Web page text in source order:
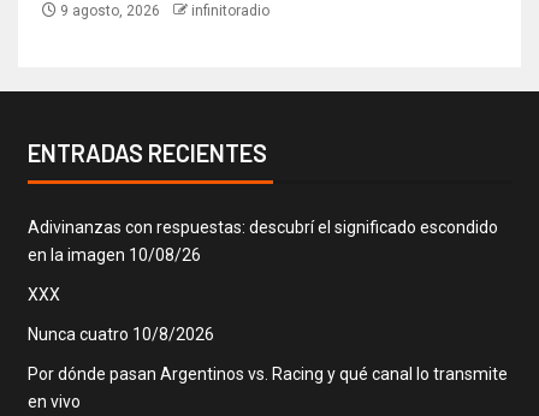
9 agosto, 2026 infinitoradio
ENTRADAS RECIENTES
Adivinanzas con respuestas: descubrí el significado escondido
en la imagen 10/08/26
XXX
Nunca cuatro 10/8/2026
Por dónde pasan Argentinos vs. Racing y qué canal lo transmite
en vivo